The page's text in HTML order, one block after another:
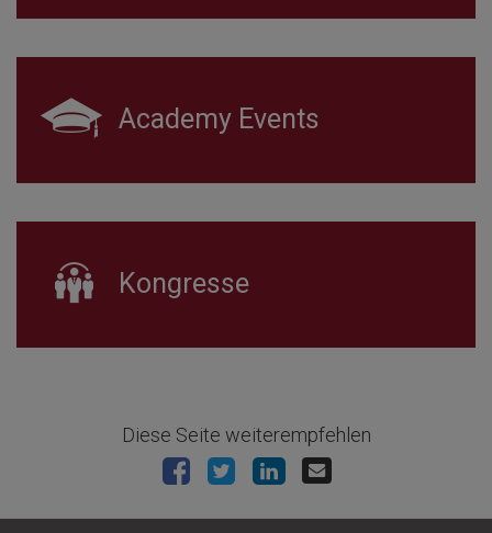
Academy Events
Kongresse
Diese Seite weiterempfehlen